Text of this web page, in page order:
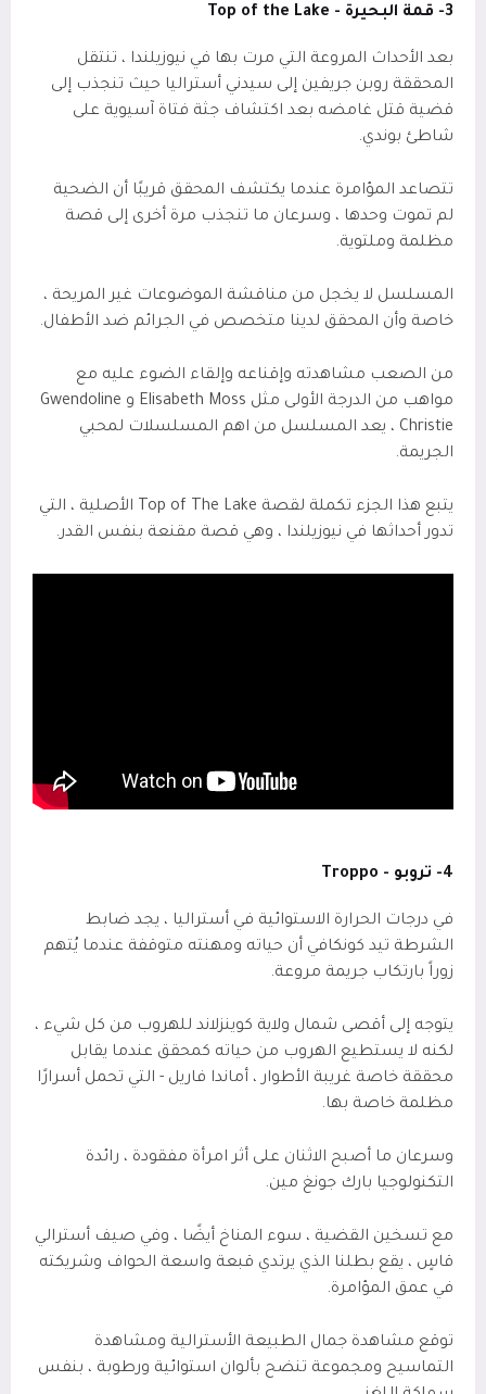
3- قمة البحيرة - Top of the Lake
بعد الأحداث المروعة التي مرت بها في نيوزيلندا ، تنتقل
المحققة روبن جريفين إلى سيدني أستراليا حيث تنجذب إلى
قضية قتل غامضه بعد اكتشاف جثة فتاة آسيوية على
شاطئ بوندي.
تتصاعد المؤامرة عندما يكتشف المحقق قريبًا أن الضحية
لم تموت وحدها ، وسرعان ما تنجذب مرة أخرى إلى قصة
مظلمة وملتوية.
المسلسل لا يخجل من مناقشة الموضوعات غير المريحة ،
خاصة وأن المحقق لدينا متخصص في الجرائم ضد الأطفال.
من الصعب مشاهدته وإقناعه وإلقاء الضوء عليه مع
مواهب من الدرجة الأولى مثل Elisabeth Moss و Gwendoline
Christie ، يعد المسلسل من اهم المسلسلات لمحبي
الجريمة.
يتبع هذا الجزء تكملة لقصة Top of The Lake الأصلية ، التي
تدور أحداثها في نيوزيلندا ، وهي قصة مقنعة بنفس القدر.
4- تروبو - Troppo
في درجات الحرارة الاستوائية في أستراليا ، يجد ضابط
الشرطة تيد كونكافي أن حياته ومهنته متوقفة عندما يُتهم
زوراً بارتكاب جريمة مروعة.
يتوجه إلى أقصى شمال ولاية كوينزلاند للهروب من كل شيء ،
لكنه لا يستطيع الهروب من حياته كمحقق عندما يقابل
محققة خاصة غريبة الأطوار ، أماندا فاريل - التي تحمل أسرارًا
مظلمة خاصة بها.
وسرعان ما أصبح الاثنان على أثر امرأة مفقودة ، رائدة
التكنولوجيا بارك جونغ مين.
مع تسخين القضية ، سوء المناخ أيضًا ، وفي صيف أسترالي
قاسٍ ، يقع بطلنا الذي يرتدي قبعة واسعة الحواف وشريكته
في عمق المؤامرة.
توقع مشاهدة جمال الطبيعة الأسترالية ومشاهدة
التماسيح ومجموعة تنضح بألوان استوائية ورطوبة ، بنفس